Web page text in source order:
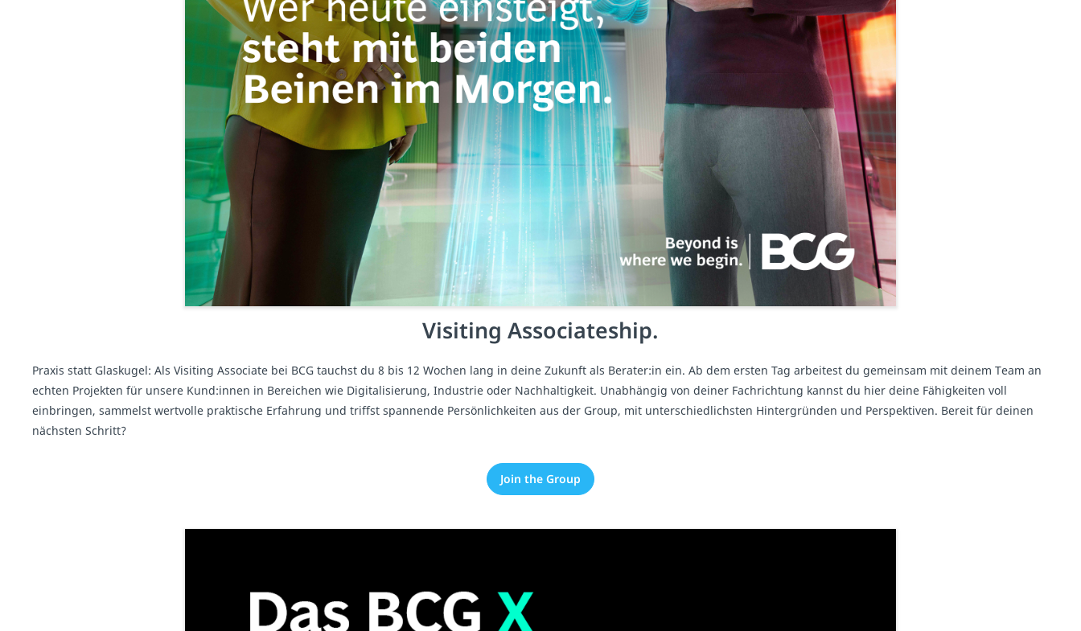
Visiting Associateship.
Praxis statt Glaskugel: Als Visiting Associate bei BCG tauchst du 8 bis 12 Wochen lang in deine Zukunft als Berater:in ein. Ab dem ersten Tag arbeitest du gemeinsam mit deinem Team an
echten Projekten für unsere Kund:innen in Bereichen wie Digitalisierung, Industrie oder Nachhaltigkeit. Unabhängig von deiner Fachrichtung kannst du hier deine Fähigkeiten voll
einbringen, sammelst wertvolle praktische Erfahrung und triffst spannende Persönlichkeiten aus der Group, mit unterschiedlichsten Hintergründen und Perspektiven. Bereit für deinen
nächsten Schritt?
Join the Group